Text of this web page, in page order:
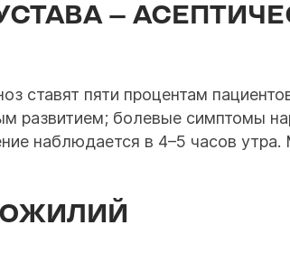
–
ставят пяти процентам
развитием; болевые симптомы
наблюдается в 4–5 часов